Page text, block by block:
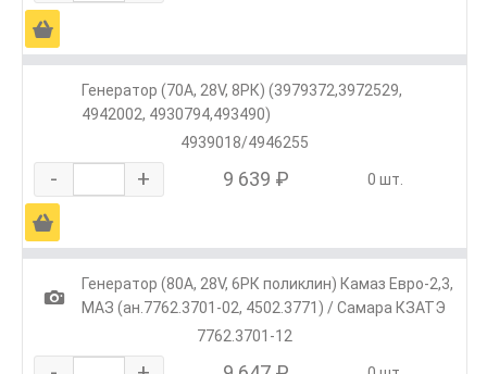
Ä
Генератор (70А, 28V, 8РК) (3979372,3972529,
4942002, 4930794,493490)
4939018/4946255
- + 9 639 ₽ 0 шт.
Ä
1
Генератор (80A, 28V, 6РК поликлин) Камаз Евро-2,3,
МАЗ (ан.7762.3701-02, 4502.3771) / Самара КЗАТЭ
7762.3701-12